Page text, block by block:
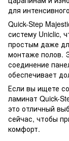
для
Quick-Step
систему Uniclic,
простым даже
монтаже полов.
соединение
обеспечивает
Если вы ищете
ламинат Quick-
это отличный
сейчас, чтобы
комфорт.